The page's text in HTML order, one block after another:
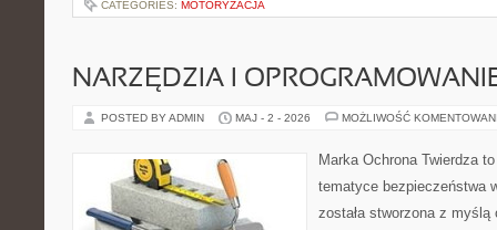
CATEGORIES: MOTORYZACJA
NARZĘDZIA I
POSTED BY ADMIN MAJ - 2 - 2026 MOŻLIWOŚĆ
Marka Ochrona Twierdza
tematyce bezpieczeństwa
została stworzona z